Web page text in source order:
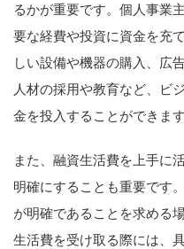
るかが重要です。個人事業
要な経費や投資に資金を充
しい設備や機器の購入、広
人材の採用や教育など、ビ
金を投入することができます
また、融資生活費を上手に
明確にすることも重要です
が明確であることを求める
生活費を受け取る際には、